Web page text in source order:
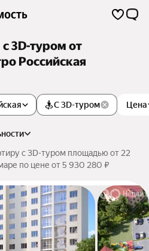
3D-туром от
Российская
Цена
С 3D-туром
c 3D-туром площадью от 22
по цене от 5 930 280 ₽